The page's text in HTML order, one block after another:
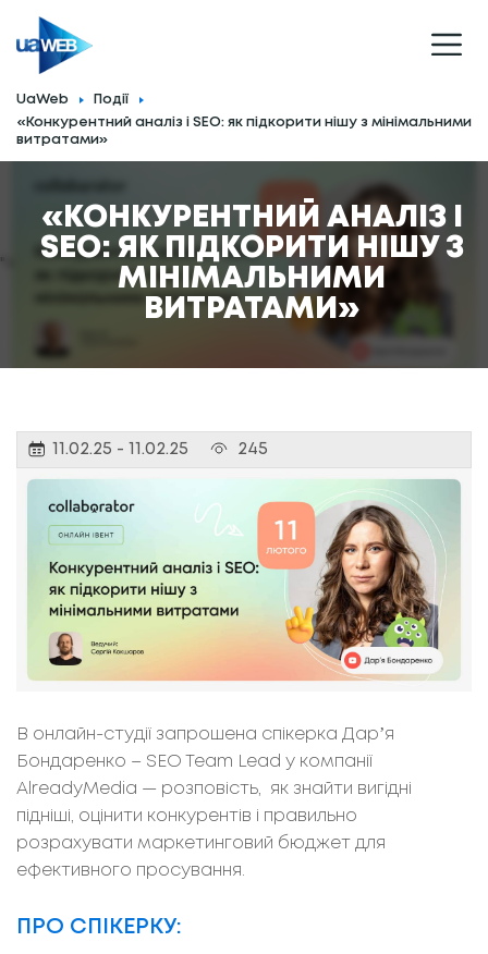
UaWeb
Події
«Конкурентний аналіз і SEO: як підкорити нішу з мінімальними
витратами»
«КОНКУРЕНТНИЙ АНАЛІЗ І
SEO: ЯК ПІДКОРИТИ НІШУ З
МІНІМАЛЬНИМИ
ВИТРАТАМИ»
11.02.25 - 11.02.25 245
В онлайн-студії запрошена спікерка Дарʼя
Бондаренко – SEO Team Lead у компанії
AlreadyMedia — розповість, як знайти вигідні
підніші, оцінити конкурентів і правильно
розрахувати маркетинговий бюджет для
ефективного просування.
ПРО СПІКЕРКУ: